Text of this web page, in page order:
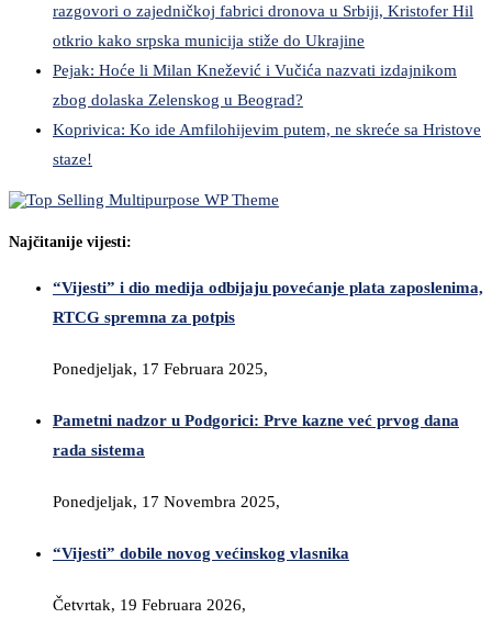
razgovori o zajedničkoj fabrici dronova u Srbiji, Kristofer Hil
otkrio kako srpska municija stiže do Ukrajine
Pejak: Hoće li Milan Knežević i Vučića nazvati izdajnikom
zbog dolaska Zelenskog u Beograd?
Koprivica: Ko ide Amfilohijevim putem, ne skreće sa Hristove
staze!
Najčitanije vijesti:
“Vijesti” i dio medija odbijaju povećanje plata zaposlenima,
RTCG spremna za potpis
Ponedjeljak, 17 Februara 2025,
Pametni nadzor u Podgorici: Prve kazne već prvog dana
rada sistema
Ponedjeljak, 17 Novembra 2025,
“Vijesti” dobile novog većinskog vlasnika
Četvrtak, 19 Februara 2026,